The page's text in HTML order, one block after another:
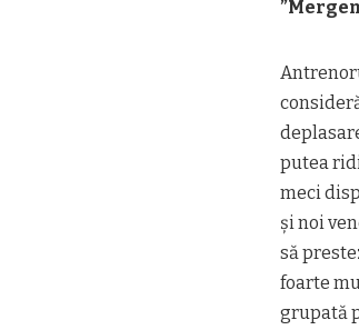
putea
meci
și noi
să
foarte
grupată